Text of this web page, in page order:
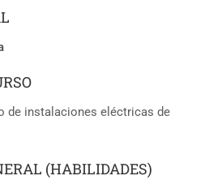
de instalaciones eléctricas de
(HABILIDADES)